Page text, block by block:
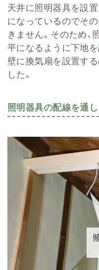
天井に照明器具を設
になっているのでそ
きません。そのため
平になるように下地
壁に換気扇を設置す
した。
照明器具の配線を通